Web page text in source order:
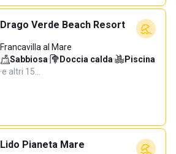
Drago Verde Beach Resort
Francavilla al Mare
Sabbiosa· Doccia calda·
Piscina
·e altri 15…
Lido Pianeta Mare